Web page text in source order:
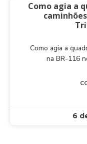
Como agia a
Como agia a
na BR-116
6